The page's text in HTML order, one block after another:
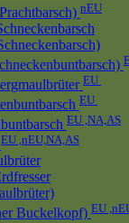
nEU
EU
EU
EU ,NA,AS
EU ,nEU,NA,AS
Buckelkopf) EU